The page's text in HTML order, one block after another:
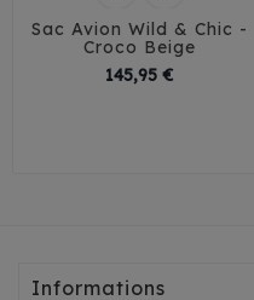
Sac Avion Wild & Chic -
Croco Beige
145,95 €
Informations